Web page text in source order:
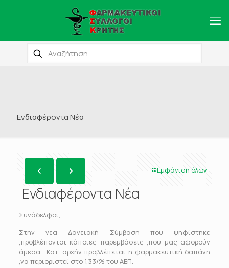
Ενδιαφέροντα Νέα
Εμφάνιση όλων
Ενδιαφέροντα Νέα
Συνάδελφοι,
Στην νέα Δανειακή Σύμβαση που ψηφίστηκε
,προβλέπονται κάποιες παρεμβάσεις ,που μας αφορούν
άμεσα . Κατ’ αρχήν προβλέπεται η φαρμακευτική δαπάνη
,να περιοριστεί στο 1,33/% του ΑΕΠ.